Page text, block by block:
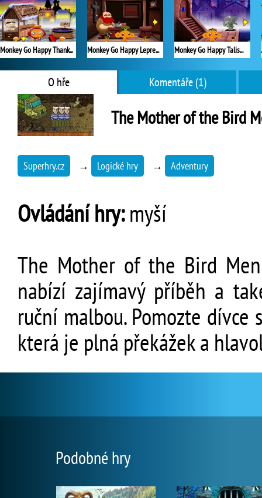
Monkey Go Happy Thanksgiving Monkey Go Happy Leprechauns Monkey Go Happy Talisman
O hře Komentáře (1)
The Mother of the Bird
Superhry.cz → Logické hry → Adventury
Ovládání hry:myší
The Mother of the Bird
nabízí zajímavý příběh a
ruční malbou. Pomozte
která je plná překážek a
Podobné hry